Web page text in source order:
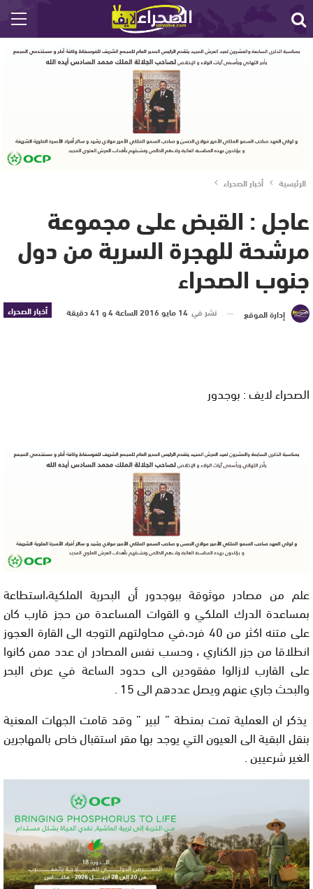
الرئيسية أخبار الصحراء
عاجل : القبض على مجموعة
مرشحة للهجرة السرية من دول
جنوب الصحراء
أخبار الصحراء إدارة الموقع نشر في 14 مايو 2016 الساعة 4 و 41 دقيقة
الصحراء لايف : بوجدور
علم من مصادر موثوقة ببوجدور أن البحرية الملكية،استطاعة
بمساعدة الدرك الملكي و القوات المساعدة من حجز قارب كان
على متنه اكثر من 40 فرد،في محاولتهم التوجه الى القارة العجوز
انطلاقا من جزر الكناري ، وحسب نفس المصادر ان عدد ممن كانوا
على القارب لازالوا مفقودين الى حدود الساعة في عرض البحر
والبحث جاري عنهم ويصل عددهم الى 15 .
يذكر ان العملية تمت بمنطة ” لبير ” وقد قامت الجهات المعنية
بنقل البقية الى العيون التي يوجد بها مقر استقبال خاص بالمهاجرين
الغير شرعيين .